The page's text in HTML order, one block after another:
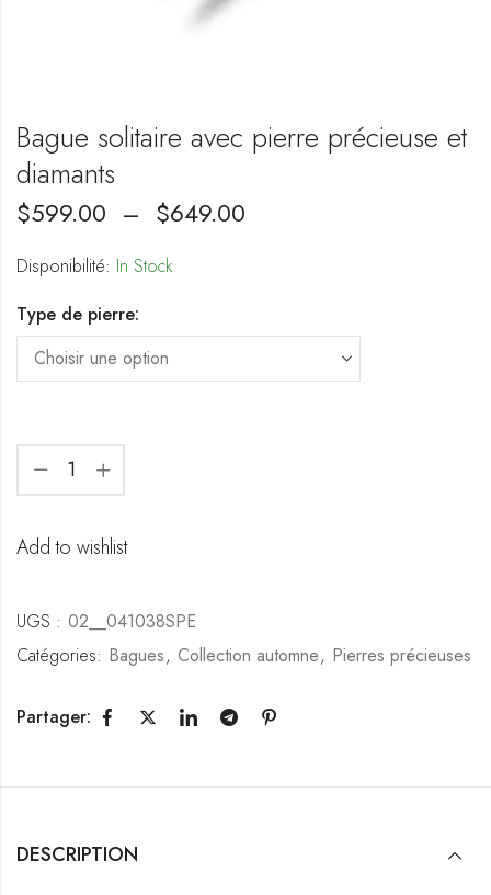
Bague solitaire avec pierre précieuse et
diamants
$599.00 – $649.00
Disponibilité: In Stock
Type de pierre:
Add to wishlist
UGS : 02__041038SPE
Catégories: Bagues, Collection automne, Pierres précieuses
Partager:
DESCRIPTION